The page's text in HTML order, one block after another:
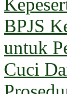
BPJS
untuk
Cuci